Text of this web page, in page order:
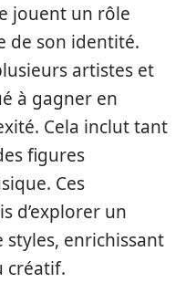
jouent un rôle
de son identité.
artistes et
à gagner en
Cela inclut tant
figures
Ces
d’explorer un
styles, enrichissant
créatif.